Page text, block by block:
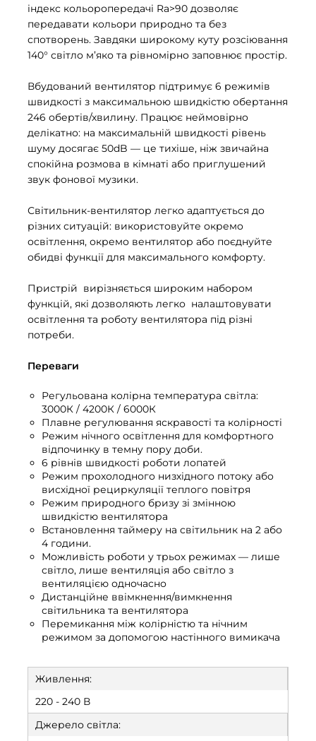
індекс кольоропередачі Ra>90 дозволяє
передавати кольори природно та без
спотворень. Завдяки широкому куту розсіювання
140° світло м’яко та рівномірно заповнює простір.
Вбудований вентилятор підтримує 6 режимів
швидкості з максимальною швидкістю обертання
246 обертів/хвилину. Працює неймовірно
делікатно: на максимальній швидкості рівень
шуму досягає 50dB — це тихіше, ніж звичайна
спокійна розмова в кімнаті або приглушений
звук фонової музики.
Світильник-вентилятор легко адаптується до
різних ситуацій: використовуйте окремо
освітлення, окремо вентилятор або поєднуйте
обидві функції для максимального комфорту.
Пристрій вирізняється широким набором
функцій, які дозволяють легко налаштовувати
освітлення та роботу вентилятора під різні
потреби.
Переваги
Регульована колірна температура світла:
3000К / 4200К / 6000К
Плавне регулювання яскравості та колірності
Режим нічного освітлення для комфортного
відпочинку в темну пору доби.
6 рівнів швидкості роботи лопатей
Режим прохолодного низхідного потоку або
висхідної рециркуляції теплого повітря
Режим природного бризу зі змінною
швидкістю вентилятора
Встановлення таймеру на світильник на 2 або
4 години.
Можливість роботи у трьох режимах — лише
світло, лише вентиляція або світло з
вентиляцією одночасно
Дистанційне ввімкнення/вимкнення
світильника та вентилятора
Перемикання між колірністю та нічним
режимом за допомогою настінного вимикача
Живлення:
220 - 240 В
Джерело світла: